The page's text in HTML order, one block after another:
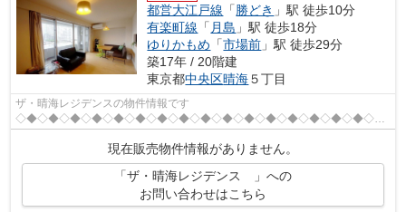
都営大江戸線 「 勝どき 」駅 徒歩10分
有楽町線 「 月島 」駅 徒歩18分
ゆりかもめ 「市場前 」駅 徒歩29分
築17年 / 20階建
東京都中央区晴海５丁目
ザ・晴海レジデンスの物件情報です
◇◆◇◆◇◆◇◆◇◆◇◆◇◆◇◆◇◆◇◆◇◆◇◆◇◆◇◆◇◆◇◆◇◆
歩10分 《共用施設》 【1階...現在販売物件情報がありません。
「ザ・晴海レジデンス 」への
お問い合わせはこちら